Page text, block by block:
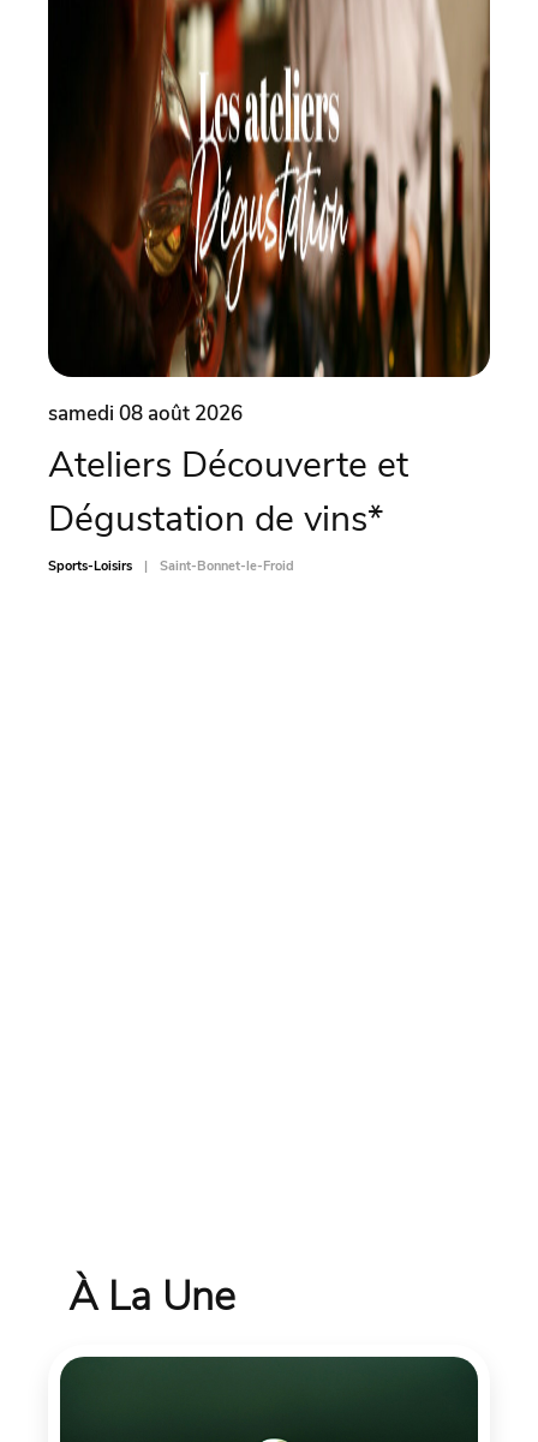
samedi 08 août 2026
Ateliers Découverte et
Dégustation de vins*
Sports-Loisirs Saint-Bonnet-le-Froid
À La Une